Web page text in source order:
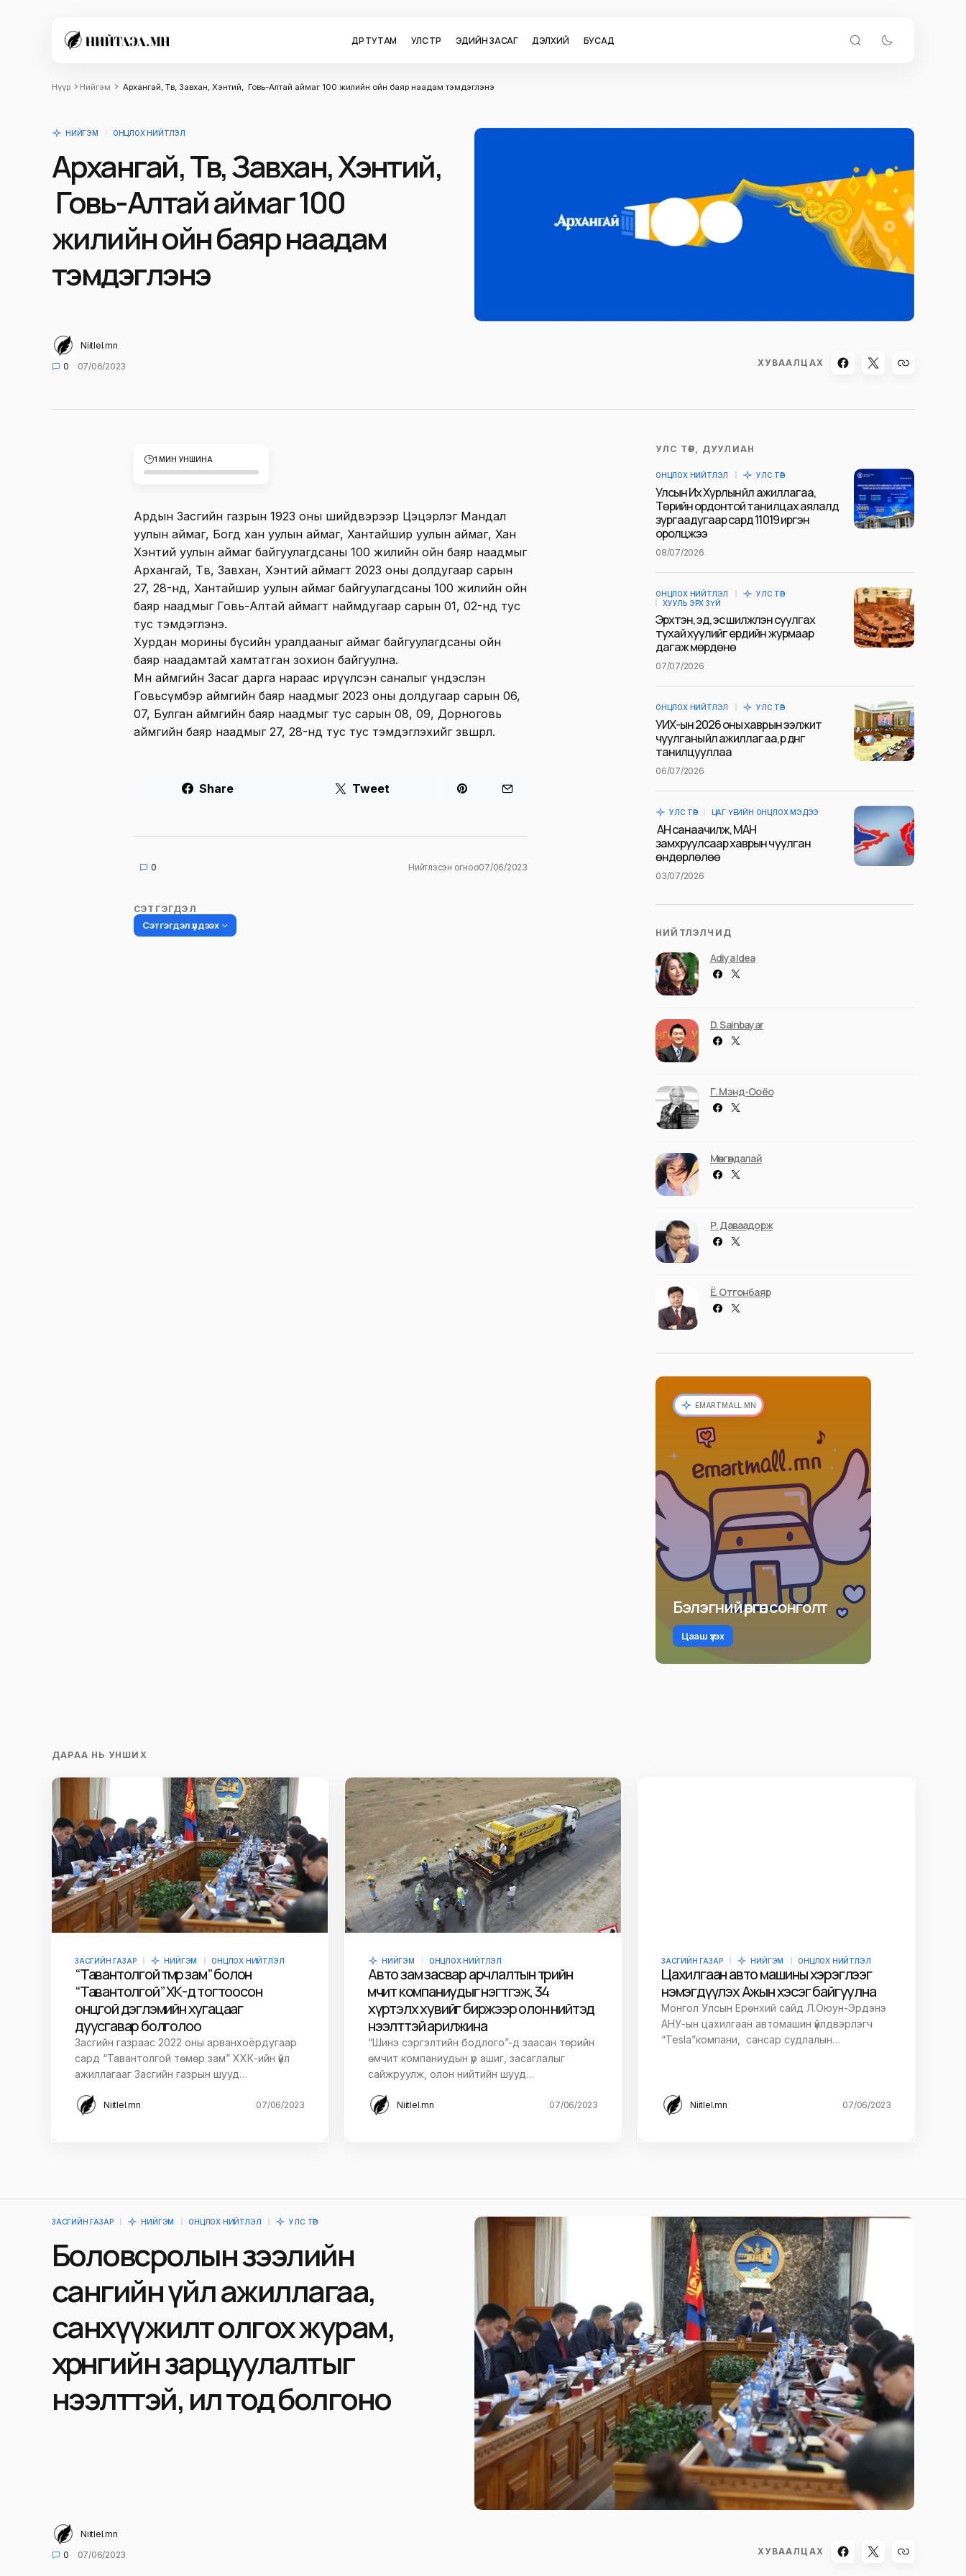
ӨДӨР ТУТАМ УЛС ТӨР ЭДИЙН ЗАСАГ ДЭЛХИЙ БУСАД
Нүүр Нийгэм Архангай, Төв, Завхан, Хэнтий, Говь-Алтай аймаг 100 жилийн ойн баяр наадам тэмдэглэнэ
НИЙГЭМ ОНЦЛОХ НИЙТЛЭЛ
Архангай, Төв, Завхан, Хэнтий,
Говь-Алтай аймаг 100
жилийн ойн баяр наадам
тэмдэглэнэ
Niitlel.mn
0
07/06/2023 ХУВААЛЦАХ
1 МИН УНШИНА
Ардын Засгийн газрын 1923 оны шийдвэрээр Цэцэрлэг Мандал
уулын аймаг, Богд хан уулын аймаг, Хантайшир уулын аймаг, Хан
Хэнтий уулын аймаг байгуулагдсаны 100 жилийн ойн баяр наадмыг
Архангай, Төв, Завхан, Хэнтий аймагт 2023 оны долдугаар сарын
27, 28-нд, Хантайшир уулын аймаг байгуулагдсаны 100 жилийн ойн
баяр наадмыг Говь-Алтай аймагт наймдугаар сарын 01, 02-нд тус
тус тэмдэглэнэ.
Хурдан морины бүсийн уралдааныг аймаг байгуулагдсаны ойн
баяр наадамтай хамтатган зохион байгуулна.
Мөн аймгийн Засаг дарга нараас ирүүлсэн саналыг үндэслэн
Говьсүмбэр аймгийн баяр наадмыг 2023 оны долдугаар сарын 06,
07, Булган аймгийн баяр наадмыг тус сарын 08, 09, Дорноговь
аймгийн баяр наадмыг 27, 28-нд тус тус тэмдэглэхийг зөвшөөрлөө.
Share Tweet
0 Нийтлэсэн огноо07/06/2023
СЭТГЭГДЭЛ
Сэтгэгдэл үлдээх
УЛС ТӨР, ДУУЛИАН
ОНЦЛОХ НИЙТЛЭЛ УЛС ТӨР
Улсын Их Хурлын үйл ажиллагаа,
Төрийн ордонтой танилцах аялалд
зургаадугаар сард 11019 иргэн
оролцжээ
08/07/2026
ОНЦЛОХ НИЙТЛЭЛ
УЛС ТӨР
ХУУЛЬ ЭРХ ЗҮЙ
Эрхтэн, эд, эс шилжүүлэн суулгах
тухай хуулийг ердийн журмаар
дагаж мөрдөнө
07/07/2026
ОНЦЛОХ НИЙТЛЭЛ УЛС ТӨР
УИХ-ын 2026 оны хаврын ээлжит
чуулганы үйл ажиллагаа, үр дүнг
танилцууллаа
06/07/2026
УЛС ТӨР ЦАГ ҮЕИЙН ОНЦЛОХ МЭДЭЭ
АН санаачилж, МАН
замхруулсаар хаврын чуулган
өндөрлөлөө
03/07/2026
НИЙТЛЭЛЧИД
Adiya Idea
D. Sainbayar
Г. Мэнд-Ооёо
Мөнгөндалай
Р. Даваадорж
Ё. Отгонбаяр
EMARTMALL.MN
Бэлэгний өргөн сонголт
Цааш үзэх
ДАРАА НЬ УНШИХ
ЗАСГИЙН ГАЗАР НИЙГЭМ ОНЦЛОХ НИЙТЛЭЛ
“Тавантолгой төмөр зам” болон
“Тавантолгой” ХК-д тогтоосон
онцгой дэглэмийн хугацааг
дуусгавар болголоо
Засгийн газраас 2022 оны арванхоёрдугаар
сард “Тавантолгой төмөр зам” ХХК-ийн үйл
ажиллагааг Засгийн газрын шууд…
Niitlel.mn 07/06/2023
НИЙГЭМ ОНЦЛОХ НИЙТЛЭЛ
Авто зам засвар арчлалтын төрийн
өмчит компаниудыг нэгтгэж, 34
хүртэлх хувийг биржээр олон нийтэд
нээлттэй арилжина
“Шинэ сэргэлтийн бодлого”-д заасан төрийн
өмчит компаниудын үр ашиг, засаглалыг
сайжруулж, олон нийтийн шууд…
Niitlel.mn 07/06/2023
ЗАСГИЙН ГАЗАР НИЙГЭМ ОНЦЛОХ НИЙТЛЭЛ
Цахилгаан авто машины хэрэглээг
нэмэгдүүлэх Ажын хэсэг байгуулна
Монгол Улсын Ерөнхий сайд Л.Оюун-Эрдэнэ
АНУ-ын цахилгаан автомашин үйлдвэрлэгч
“Tesla”компани, сансар судлалын…
Niitlel.mn 07/06/2023
ЗАСГИЙН ГАЗАР НИЙГЭМ ОНЦЛОХ НИЙТЛЭЛ УЛС ТӨР
Боловсролын зээлийн
сангийн үйл ажиллагаа,
санхүүжилт олгох журам,
хөрөнгийн зарцуулалтыг
нээлттэй, ил тод болгоно
Niitlel.mn
0
07/06/2023 ХУВААЛЦАХ